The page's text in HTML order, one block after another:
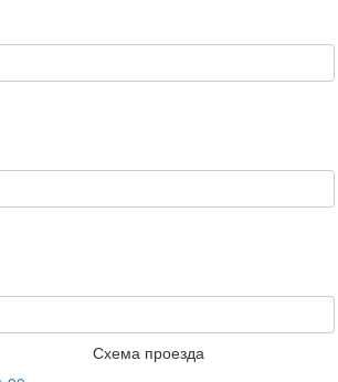
Схема проезда